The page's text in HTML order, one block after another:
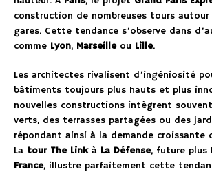
construction de nombreuses tours
gares. Cette tendance s’observe dans
comme Lyon, Marseilleou Lille.
Les architectes rivalisent d’ingéniosité
bâtiments toujours plus hauts et plus
nouvelles constructions intègrent
verts, des terrasses partagées ou des
répondant ainsi à la demande croissante
La tour The Linkà La Défense, future plus
France, illustre parfaitement cette